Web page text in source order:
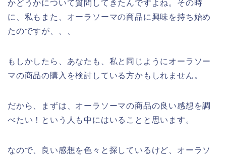
かどうかについて質問してきたんですよね。その時
に、私もまた、オーラソーマの商品に興味を持ち始め
たのですが、、、
もしかしたら、あなたも、私と同じようにオーラソー
マの商品の購入を検討している方かもしれません。
だから、まずは、オーラソーマの商品の良い感想を調
べたい！という人も中にはいることと思います。
なので、良い感想を色々と探しているけど、オーラソ